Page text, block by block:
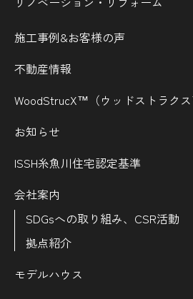
施工事例&お客様の声
不動産情報
WoodStrucX™（ウッドストラクス
お知らせ
ISSH糸魚川住宅認定基準
会社案内
SDGsへの取り組み、CSR活動
拠点紹介
モデルハウス